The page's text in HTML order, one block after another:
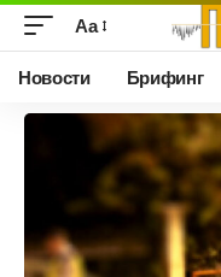
Аа
Новости Брифинг